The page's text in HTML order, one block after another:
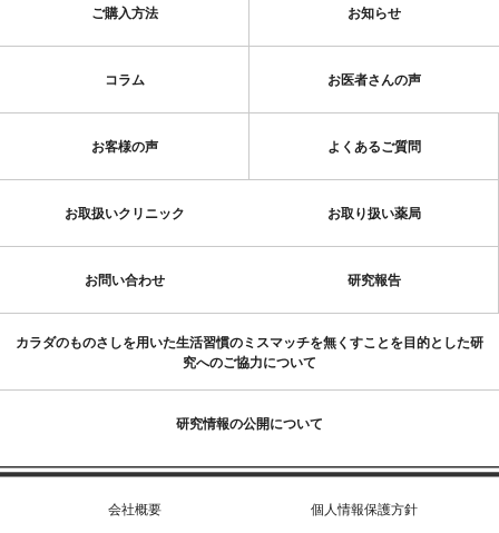
ご購入方法 お知らせ
コラム お医者さんの声
お客様の声 よくあるご質問
お取扱いクリニック お取り扱い薬局
お問い合わせ 研究報告
カラダのものさしを用いた生活習慣のミスマッチを無くすことを目的とした研
究へのご協力について
研究情報の公開について
会社概要 個人情報保護方針